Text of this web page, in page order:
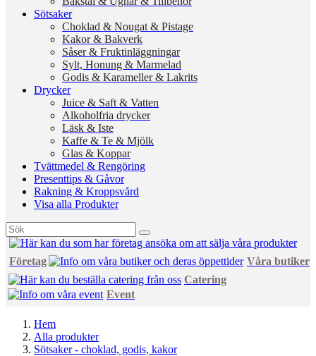
Sötsaker
Choklad & Nougat & Pistage
Kakor & Bakverk
Såser & Fruktinläggningar
Sylt, Honung & Marmelad
Godis & Karameller & Lakrits
Drycker
Juice & Saft & Vatten
Alkoholfria drycker
Läsk & Iste
Kaffe & Te & Mjölk
Glas & Koppar
Tvättmedel & Rengöring
Presenttips & Gåvor
Rakning & Kroppsvård
Visa alla Produkter
Företag
Våra butiker
Catering
Event
Hem
Alla produkter
Sötsaker - choklad, godis, kakor